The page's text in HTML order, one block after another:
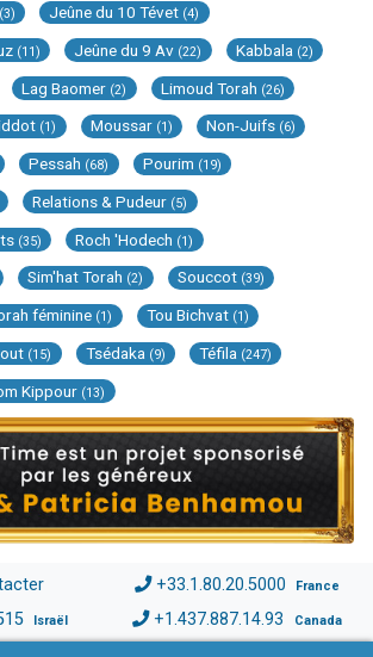
(3) Jeûne du 10 Tévet (4)
(11) Jeûne du 9 Av (22) Kabbala (2)
Lag Baomer (2) Limoud Torah (26)
(1) Moussar (1) Non-Juifs (6)
Pessah (68) Pourim (19)
Relations & Pudeur (5)
(35) Roch 'Hodech (1)
Sim'hat Torah (2) Souccot (39)
féminine (1) Tou Bichvat (1)
(15) Tsédaka (9) Téfila (247)
Kippour (13)
+33.1.80.20.5000 France
Israël +1.437.887.14.93 Canada